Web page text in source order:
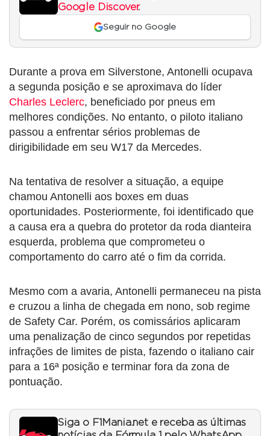
Google Discover.
Seguir no Google
Durante a prova em Silverstone, Antonelli ocupava
a segunda posição e se aproximava do líder
Charles Leclerc, beneficiado por pneus em
melhores condições. No entanto, o piloto italiano
passou a enfrentar sérios problemas de
dirigibilidade em seu W17 da Mercedes.
Na tentativa de resolver a situação, a equipe
chamou Antonelli aos boxes em duas
oportunidades. Posteriormente, foi identificado que
a causa era a quebra do protetor da roda dianteira
esquerda, problema que comprometeu o
comportamento do carro até o fim da corrida.
Mesmo com a avaria, Antonelli permaneceu na pista
e cruzou a linha de chegada em nono, sob regime
de Safety Car. Porém, os comissários aplicaram
uma penalização de cinco segundos por repetidas
infrações de limites de pista, fazendo o italiano cair
para a 16ª posição e terminar fora da zona de
pontuação.
Siga o F1Mania.net e receba as últimas